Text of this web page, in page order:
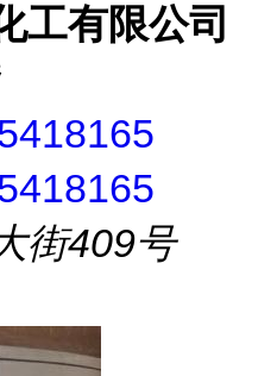
工有限公司
街409号